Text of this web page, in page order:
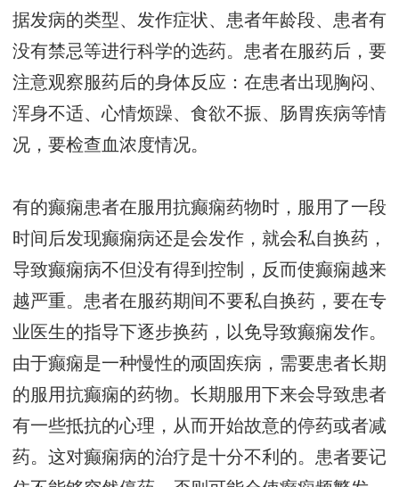
据发病的类型、发作症状、患者年龄段、患者有
没有禁忌等进行科学的选药。患者在服药后，要
注意观察服药后的身体反应：在患者出现胸闷、
浑身不适、心情烦躁、食欲不振、肠胃疾病等情
况，要检查血浓度情况。
有的癫痫患者在服用抗癫痫药物时，服用了一段
时间后发现癫痫病还是会发作，就会私自换药，
导致癫痫病不但没有得到控制，反而使癫痫越来
越严重。患者在服药期间不要私自换药，要在专
业医生的指导下逐步换药，以免导致癫痫发作。
由于癫痫是一种慢性的顽固疾病，需要患者长期
的服用抗癫痫的药物。长期服用下来会导致患者
有一些抵抗的心理，从而开始故意的停药或者减
药。这对癫痫病的治疗是十分不利的。患者要记